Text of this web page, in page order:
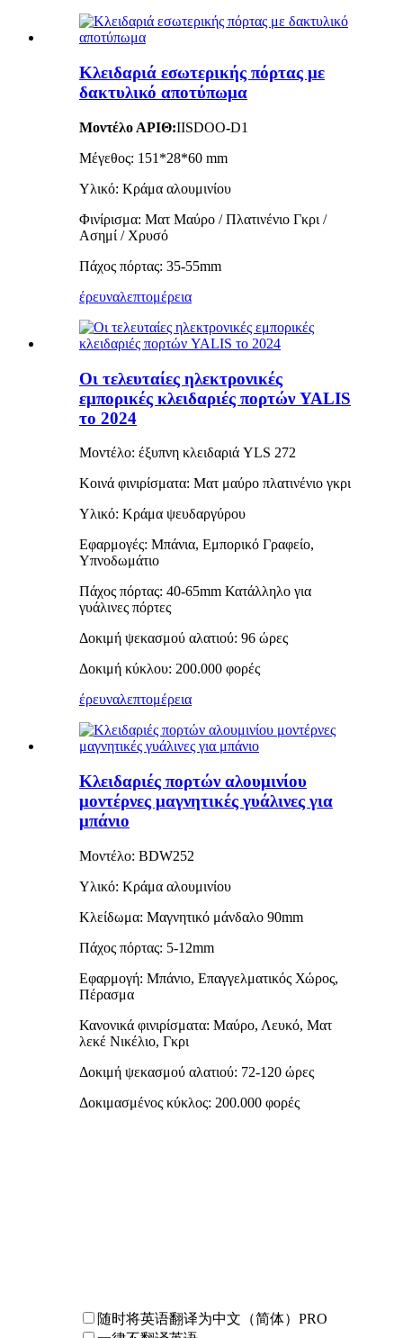
Κλειδαριά εσωτερικής πόρτας με
δακτυλικό αποτύπωμα
Μοντέλο ΑΡΙΘ:IISDOO-D1
Μέγεθος: 151*28*60 mm
Υλικό: Κράμα αλουμινίου
Φινίρισμα: Ματ Μαύρο / Πλατινένιο Γκρι /
Ασημί / Χρυσό
Πάχος πόρτας: 35-55mm
έρευναλεπτομέρεια
Οι τελευταίες ηλεκτρονικές
εμπορικές κλειδαριές πορτών YALIS
το 2024
Μοντέλο: έξυπνη κλειδαριά YLS 272
Κοινά φινιρίσματα: Ματ μαύρο πλατινένιο γκρι
Υλικό: Κράμα ψευδαργύρου
Εφαρμογές: Μπάνια, Εμπορικό Γραφείο,
Υπνοδωμάτιο
Πάχος πόρτας: 40-65mm Κατάλληλο για
γυάλινες πόρτες
Δοκιμή ψεκασμού αλατιού: 96 ώρες
Δοκιμή κύκλου: 200.000 φορές
έρευναλεπτομέρεια
Κλειδαριές πορτών αλουμινίου
μοντέρνες μαγνητικές γυάλινες για
μπάνιο
Μοντέλο: BDW252
Υλικό: Κράμα αλουμινίου
Κλείδωμα: Μαγνητικό μάνδαλο 90mm
Πάχος πόρτας: 5-12mm
Εφαρμογή: Μπάνιο, Επαγγελματικός Χώρος,
Πέρασμα
Κανονικά φινιρίσματα: Μαύρο, Λευκό, Ματ
λεκέ Νικέλιο, Γκρι
Δοκιμή ψεκασμού αλατιού: 72-120 ώρες
Δοκιμασμένος κύκλος: 200.000 φορές
随时将英语翻译为中文（简体） PRO